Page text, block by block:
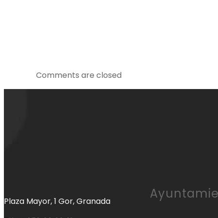
Comments are closed
Plaza Mayor, 1 Gor, Granada